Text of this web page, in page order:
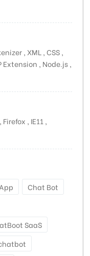
, XML , CSS ,
Extension , Node.js ,
, IE11 ,
Chat Bot
SaaS